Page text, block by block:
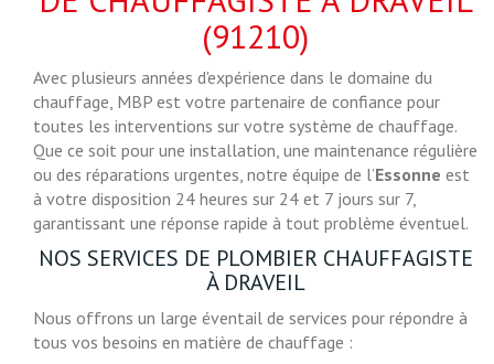
(91210)
Avec plusieurs années d'expérience dans le domaine du
chauffage, MBP est votre partenaire de confiance pour
toutes les interventions sur votre système de chauffage.
Que ce soit pour une installation, une maintenance régulière
ou des réparations urgentes, notre équipe de l’Essonne est
à votre disposition 24 heures sur 24 et 7 jours sur 7,
garantissant une réponse rapide à tout problème éventuel.
NOS SERVICES DE PLOMBIER CHAUFFAGISTE
À DRAVEIL
Nous offrons un large éventail de services pour répondre à
tous vos besoins en matière de chauffage :